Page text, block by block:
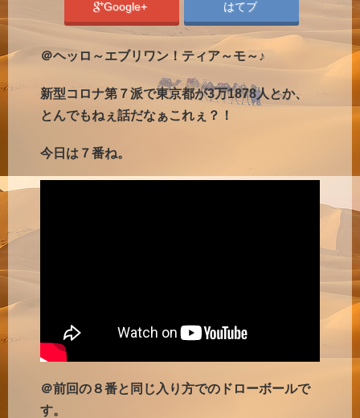
Google+ はてブ
＠ヘッロ～エブリワン！ティア～モ～♪
新型コロナ第７派で東京都が3万1878人とか、
とんでもねぇ話だなぁこれぇ？！
今日は７番ね。
＠前回の８番と同じ入り方でのドローボールで
す。